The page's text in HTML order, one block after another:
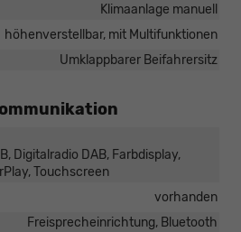
Klimaanlage manuell
höhenverstellbar, mit Multifunktionen
Umklappbarer Beifahrersitz
Digitalradio DAB, Farbdisplay,
Touchscreen
vorhanden
Freisprecheinrichtung, Bluetooth